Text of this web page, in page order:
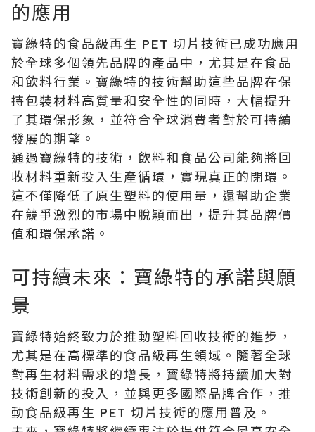
的應用
寶綠特的食品級再生 PET 切片技術已成功應用
於全球多個領先品牌的產品中，尤其是在食品
和飲料行業。寶綠特的技術幫助這些品牌在保
持包裝材料高質量和安全性的同時，大幅提升
了其環保形象，並符合全球消費者對於可持續
發展的期望。
通過寶綠特的技術，飲料和食品公司能夠將回
收材料重新投入生產循環，實現真正的閉環。
這不僅降低了原生塑料的使用量，還幫助企業
在競爭激烈的市場中脫穎而出，提升其品牌價
值和環保承諾。
可持續未來：寶綠特的承諾與願
景
寶綠特始終致力於推動塑料回收技術的進步，
尤其是在高標準的食品級再生領域。隨著全球
對再生材料需求的增長，寶綠特將持續加大對
技術創新的投入，並與更多國際品牌合作，推
動食品級再生 PET 切片技術的應用普及。